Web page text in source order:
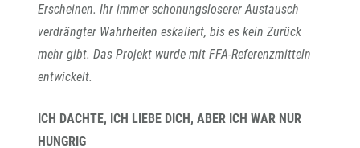
Erscheinen. Ihr immer schonungsloserer Austausch
verdrängter Wahrheiten eskaliert, bis es kein Zurück
mehr gibt. Das Projekt wurde mit FFA-Referenzmitteln
entwickelt.
ICH DACHTE, ICH LIEBE DICH, ABER ICH WAR NUR
HUNGRIG